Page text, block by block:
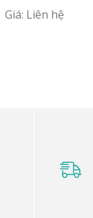
Giá: Liên hệ